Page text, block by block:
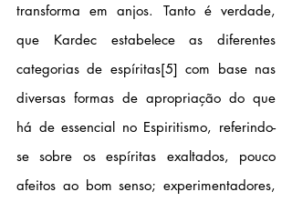
transforma em anjos. Tanto é verdade,
que Kardec estabelece as diferentes
categorias de espíritas[5] com base nas
diversas formas de apropriação do que
há de essencial no Espiritismo, referindo-
se sobre os espíritas exaltados, pouco
afeitos ao bom senso; experimentadores,